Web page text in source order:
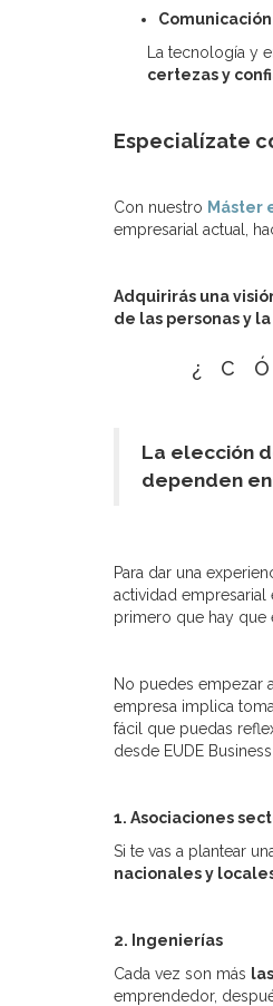
La tecnología y
certezas y
Especialízate
Con nuestro Máster
empresarial actual,
Adquirirás una
de las personas y
La elección
dependen
Para dar una
actividad
primero que hay que
No puedes empezar
empresa implica
fácil que puedas
desde EUDE
1. Asociaciones
Si te vas a plantear
nacionales y
2. Ingenierías
Cada vez son más
emprendedor,